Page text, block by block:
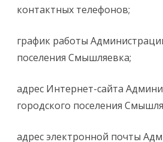
контактных телефонов;
график работы
поселения Смышляевка;
адрес Интернет-сайта
городского поселения
адрес электронной почты